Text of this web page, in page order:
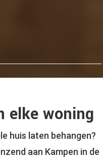
elke woning
huis laten behangen?
aan Kampen in de